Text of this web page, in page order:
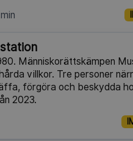
Människorättskämpen
villkor. Tre personer
förgöra och beskydda
2023.